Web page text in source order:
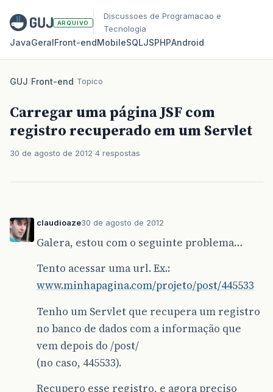
ARQUIVO
Discussoes de Programacao e
Tecnologia
JavaGeralFront‑endMobileSQLJSPHPAndroid
GUJ/Front-end/Topico
Carregar uma página JSF com
registro recuperado em um Servlet
30 de agosto de 2012 4 respostas
claudioaze30 de agosto de 2012
Galera, estou com o seguinte problema…
Tento acessar uma url. Ex.:
www.minhapagina.com/projeto/post/445533
Tenho um Servlet que recupera um registro
no banco de dados com a informação que
vem depois do /post/
(no caso, 445533).
Recupero esse registro, e agora preciso